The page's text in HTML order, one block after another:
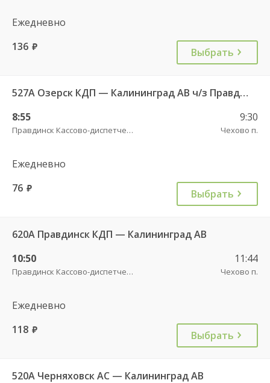
Ежедневно
136 руб. Выбрать
527А Озерск КДП — Калининград АВ ч/з Правдинск КДП
8:55
Правдинск Кассово-диспетчерский пункт
9:30
Чехово п.
Ежедневно
76 руб. Выбрать
620А Правдинск КДП — Калининград АВ
10:50
Правдинск Кассово-диспетчерский пункт
11:44
Чехово п.
Ежедневно
118 руб. Выбрать
520А Черняховск АС — Калининград АВ